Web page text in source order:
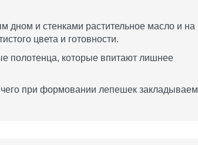
дном и стенками растительное масло и на
цвета и готовности.
полотенца, которые впитают лишнее
при формовании лепешек закладываем